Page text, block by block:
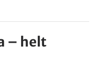
– helt